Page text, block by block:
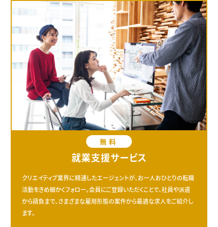
無料
就業支援サービス
クリエイティブ業界に精通したエージェントが、お一人おひとりの転職
活動をきめ細かくフォロー。会員にご登録いただくことで、社員や派遣
から請負まで、さまざまな雇用形態の案件から最適な求人をご紹介し
ます。